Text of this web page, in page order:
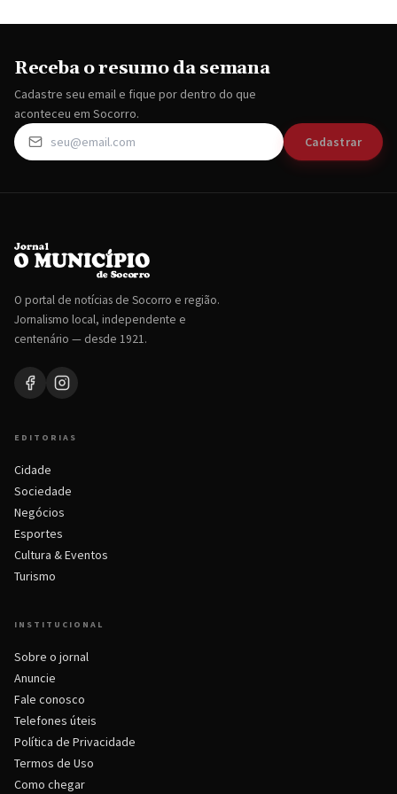
Receba o resumo da semana
Cadastre seu email e fique por dentro do que
aconteceu em Socorro.
Cadastrar
O portal de notícias de Socorro e região.
Jornalismo local, independente e
centenário — desde 1921.
EDITORIAS
Cidade
Sociedade
Negócios
Esportes
Cultura & Eventos
Turismo
INSTITUCIONAL
Sobre o jornal
Anuncie
Fale conosco
Telefones úteis
Política de Privacidade
Termos de Uso
Como chegar